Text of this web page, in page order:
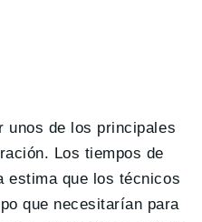
unos de los principales
Los tiempos de
estima que los técnicos
que necesitarían para